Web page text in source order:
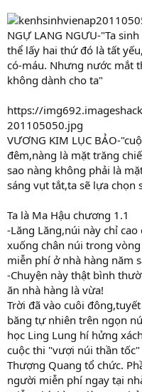
NGỰ LANG NGƯU-"Ta
thể lấy hai thứ đó là tất
có-máu. Nhưng nước mắt
không dành cho ta"
https://
201105050.jpg
VƯƠNG KIM LỤC BẢO-
đêm,nàng là mặt trăng
sao nàng không phải là
sáng vụt tắt,ta sẽ lựa chọn
Ta là Ma Hậu chương 1.1
-Lăng Lăng,núi này chỉ
xuống chân núi trong
miễn phí ở nhà hàng năm
-Chuyện này thật bình
ăn nhà hàng là vừa!
Trời đã vào cuôi
băng tự nhiên trên ngọn
học Ling Lung hí hửng
cuộc thi "vượi núi thần
Thượng Quang tổ chức.
người miễn phí ngay tại